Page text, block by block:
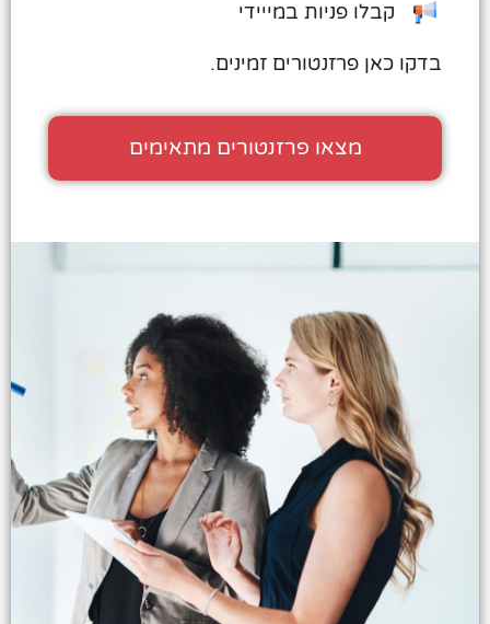
קבלו פניות במייידי
בדקו כאן פרזנטורים זמינים.
מצאו פרזנטורים מתאימים